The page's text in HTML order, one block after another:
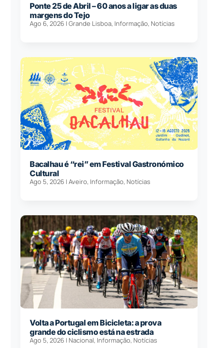
Ponte 25 de Abril – 60 anos a ligar as duas
margens do Tejo
Ago 6, 2026 |Grande Lisboa, Informação, Notícias
Bacalhau é “rei” em Festival Gastronómico
Cultural
Ago 5, 2026 |Aveiro, Informação, Notícias
Volta a Portugal em Bicicleta: a prova
grande do ciclismo está na estrada
Ago 5, 2026 | Nacional, Informação, Notícias